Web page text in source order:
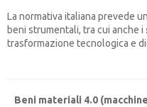
La normativa italiana prevede
beni strumentali, tra cui anche i
trasformazione tecnologica e
Beni materiali 4.0